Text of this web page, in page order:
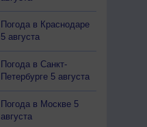
Погода в Краснодаре
5 августа
Погода в Санкт-
Петербурге 5 августа
Погода в Москве 5
августа